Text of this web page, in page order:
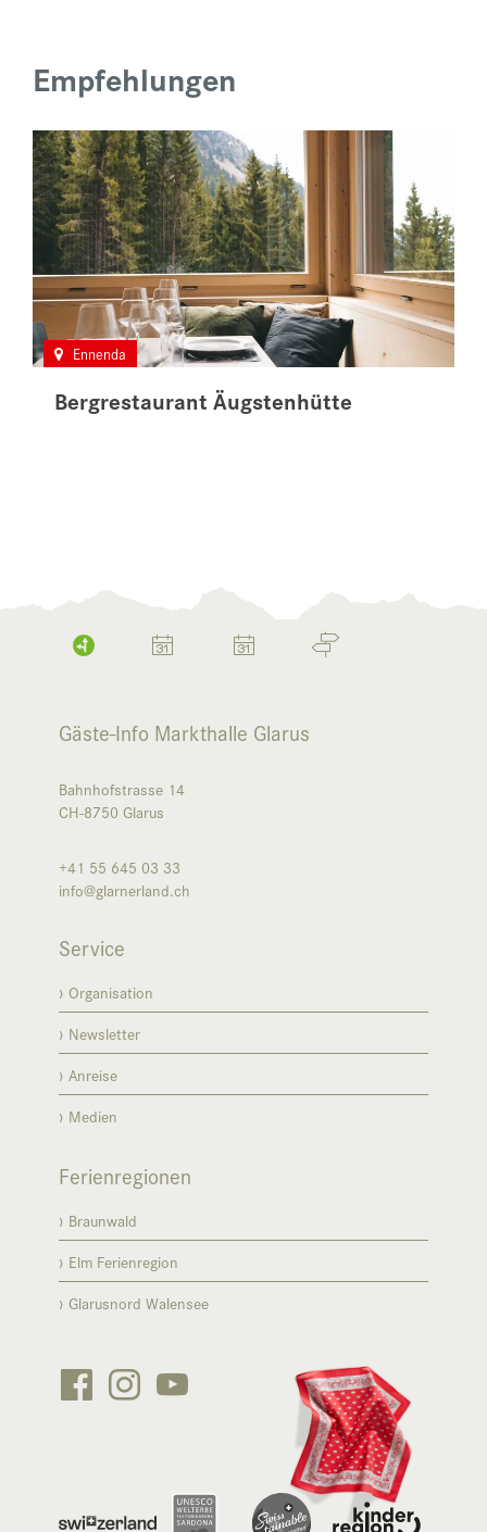
Empfehlungen
Bergrestaurant Äugstenhütte
Ennenda
Gäste-Info Markthalle Glarus
Bahnhofstrasse 14
CH-8750 Glarus
+41 55 645 03 33
info@glarnerland.ch
Service
Organisation
Newsletter
Anreise
Medien
Ferienregionen
Braunwald
Elm Ferienregion
Glarusnord Walensee

 